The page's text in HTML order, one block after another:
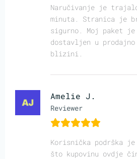
Naručivanje je
minuta. Stranica je
sigurno. Moj paket
dostavljen u
blizini.
Amelie J.
Reviewer
Korisnička podrška
što kupovinu ovdje